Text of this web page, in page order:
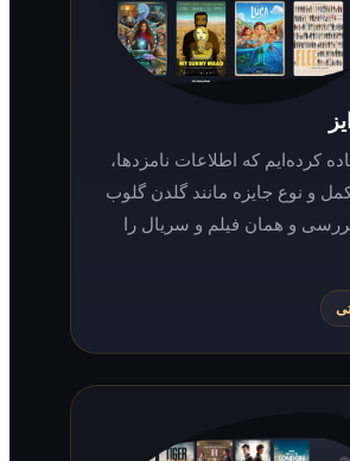
اطلاعات نامزدها،
مانند گلدن گلوب
فیلم و سریال را